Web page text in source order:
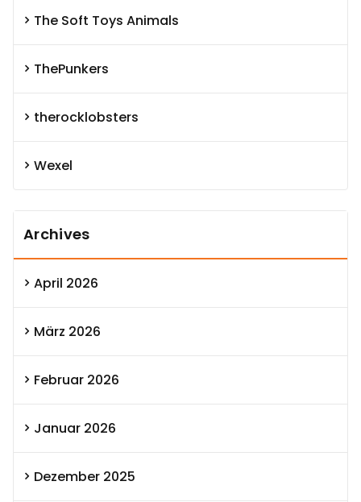
The Soft Toys Animals
ThePunkers
therocklobsters
Wexel
Archives
April 2026
März 2026
Februar 2026
Januar 2026
Dezember 2025